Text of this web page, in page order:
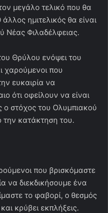
μεγάλο τελικό που θα
ημιτελικός θα είναι
Νέας Φιλαδέλφειας.
Θρύλου ενόψει του
χαρούμενοι που
ευκαιρία να
ότι οφείλουν να είναι
στόχος του Ολυμπιακού
την κατάκτηση του.
που βρισκόμαστε
να διεκδικήσουμε ένα
το φαβορί, ο θεσμός
κρύβει εκπλήξεις.